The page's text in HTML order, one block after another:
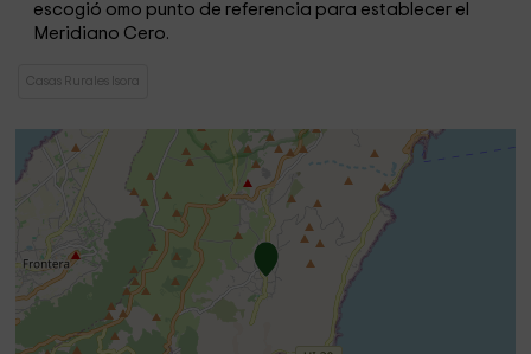
escogió omo punto de referencia para establecer el
Meridiano Cero.
Casas Rurales Isora